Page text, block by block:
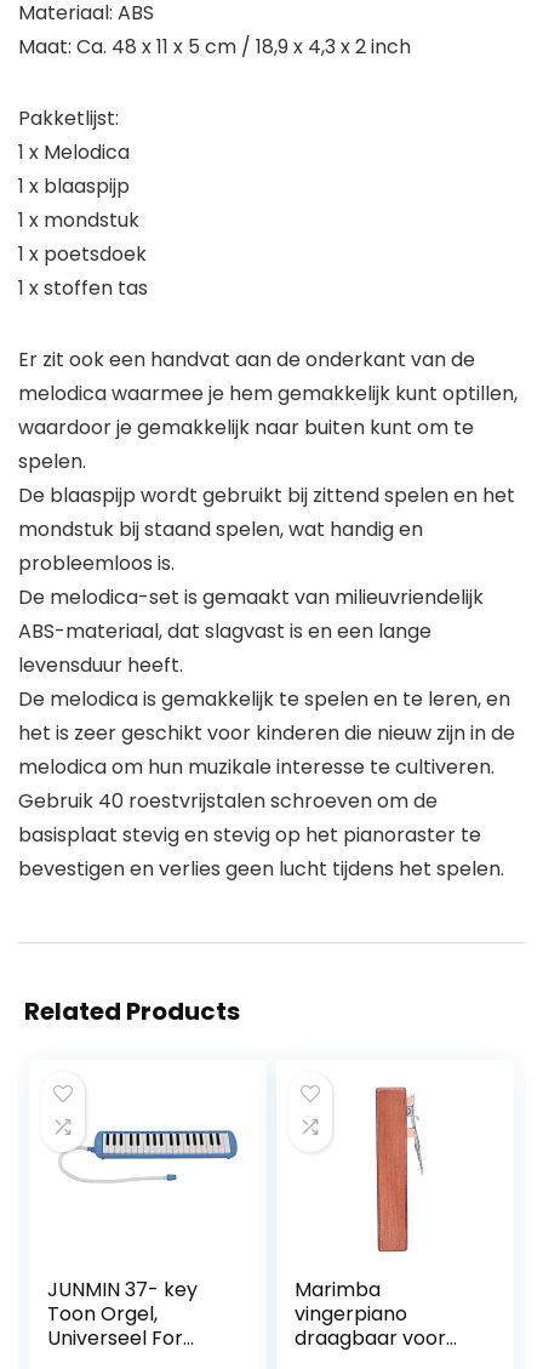
Materiaal: ABS
Maat: Ca. 48 x 11 x 5 cm / 18,9 x 4,3 x 2 inch
Pakketlijst:
1 x Melodica
1 x blaaspijp
1 x mondstuk
1 x poetsdoek
1 x stoffen tas
Er zit ook een handvat aan de onderkant van de
melodica waarmee je hem gemakkelijk kunt optillen,
waardoor je gemakkelijk naar buiten kunt om te
spelen.
De blaaspijp wordt gebruikt bij zittend spelen en het
mondstuk bij staand spelen, wat handig en
probleemloos is.
De melodica-set is gemaakt van milieuvriendelijk
ABS-materiaal, dat slagvast is en een lange
levensduur heeft.
De melodica is gemakkelijk te spelen en te leren, en
het is zeer geschikt voor kinderen die nieuw zijn in de
melodica om hun muzikale interesse te cultiveren.
Gebruik 40 roestvrijstalen schroeven om de
basisplaat stevig en stevig op het pianoraster te
bevestigen en verlies geen lucht tijdens het spelen.
Related Products
JUNMIN 37- key
Toon Orgel,
Universeel For
Marimba
vingerpiano
draagbaar voor